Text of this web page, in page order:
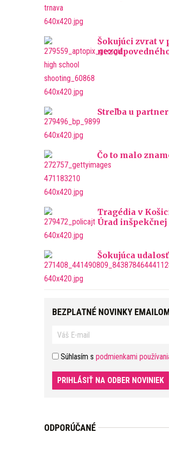
Šokujúci zvrat v
Streľba u
Čo to malo
Tragédia v
Úrad
Šokujúca
BEZPLATNÉ NOVINKY
Súhlasím s podmienkami
PRIHLÁSIŤ NA ODBER NOVINIEK
ODPORÚČANÉ